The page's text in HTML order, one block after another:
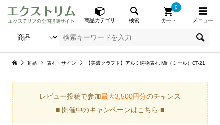
商品カテゴリ 検索 カート
0
メニュー
商品 表札・サイン 【美濃クラフト】アルミ鋳物表札 Mir（ミール）CT-21
レビュー投稿で参加最大3,500円分のチャンス
■ 開催中のキャンペーンはこちら ■